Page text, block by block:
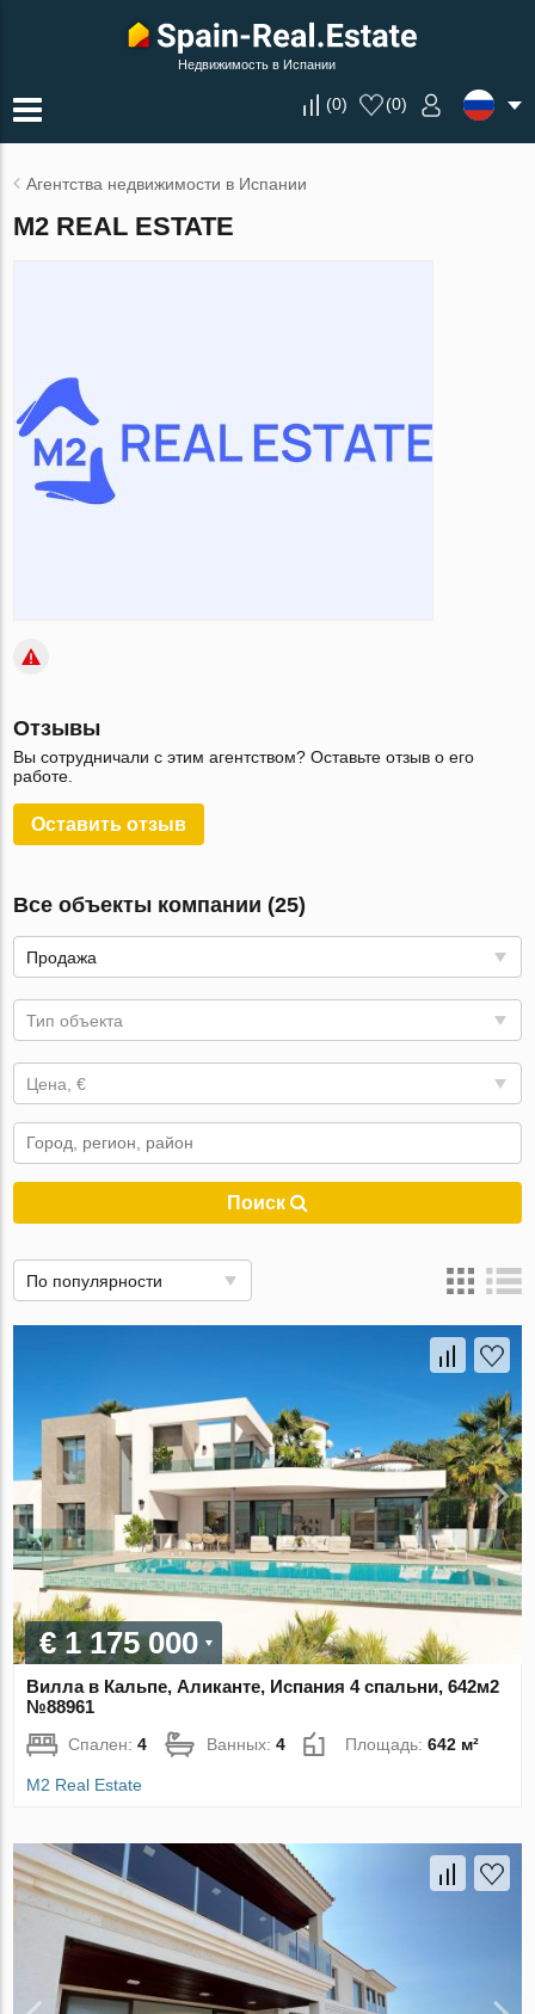
Недвижимость в Испании
(0) (0)
Агентства недвижимости в Испании
M2 REAL ESTATE
Отзывы
Вы сотрудничали с этим агентством? Оставьте отзыв о его
работе.
Оставить отзыв
Все объекты компании (25)
Продажа
Тип объекта
Цена, €
Поиск
По популярности
€ 1 175 000
Вилла в Кальпе, Аликанте, Испания 4 спальни, 642м2
№88961
Спален:4 Ванных:4 Площадь:642 м²
M2 Real Estate